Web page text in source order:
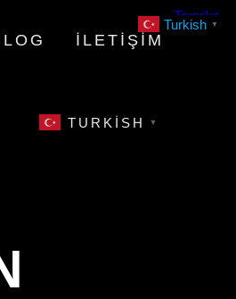
İLETIŞIM
TURKISH ▼
Turkish ▼